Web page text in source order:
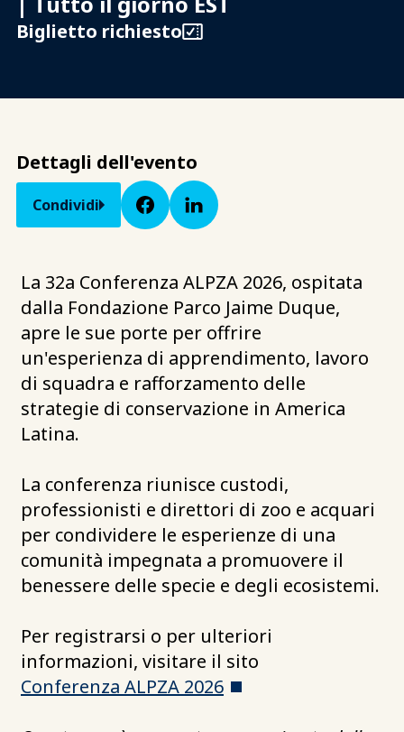
Biglietto richiesto
Dettagli dell'evento
Condividi
La 32a Conferenza ALPZA 2026, ospitata
dalla Fondazione Parco Jaime Duque,
apre le sue porte per offrire
un'esperienza di apprendimento, lavoro
di squadra e rafforzamento delle
strategie di conservazione in America
Latina.
La conferenza riunisce custodi,
professionisti e direttori di zoo e acquari
per condividere le esperienze di una
comunità impegnata a promuovere il
benessere delle specie e degli ecosistemi.
Per registrarsi o per ulteriori
informazioni, visitare il sito
Conferenza ALPZA 2026